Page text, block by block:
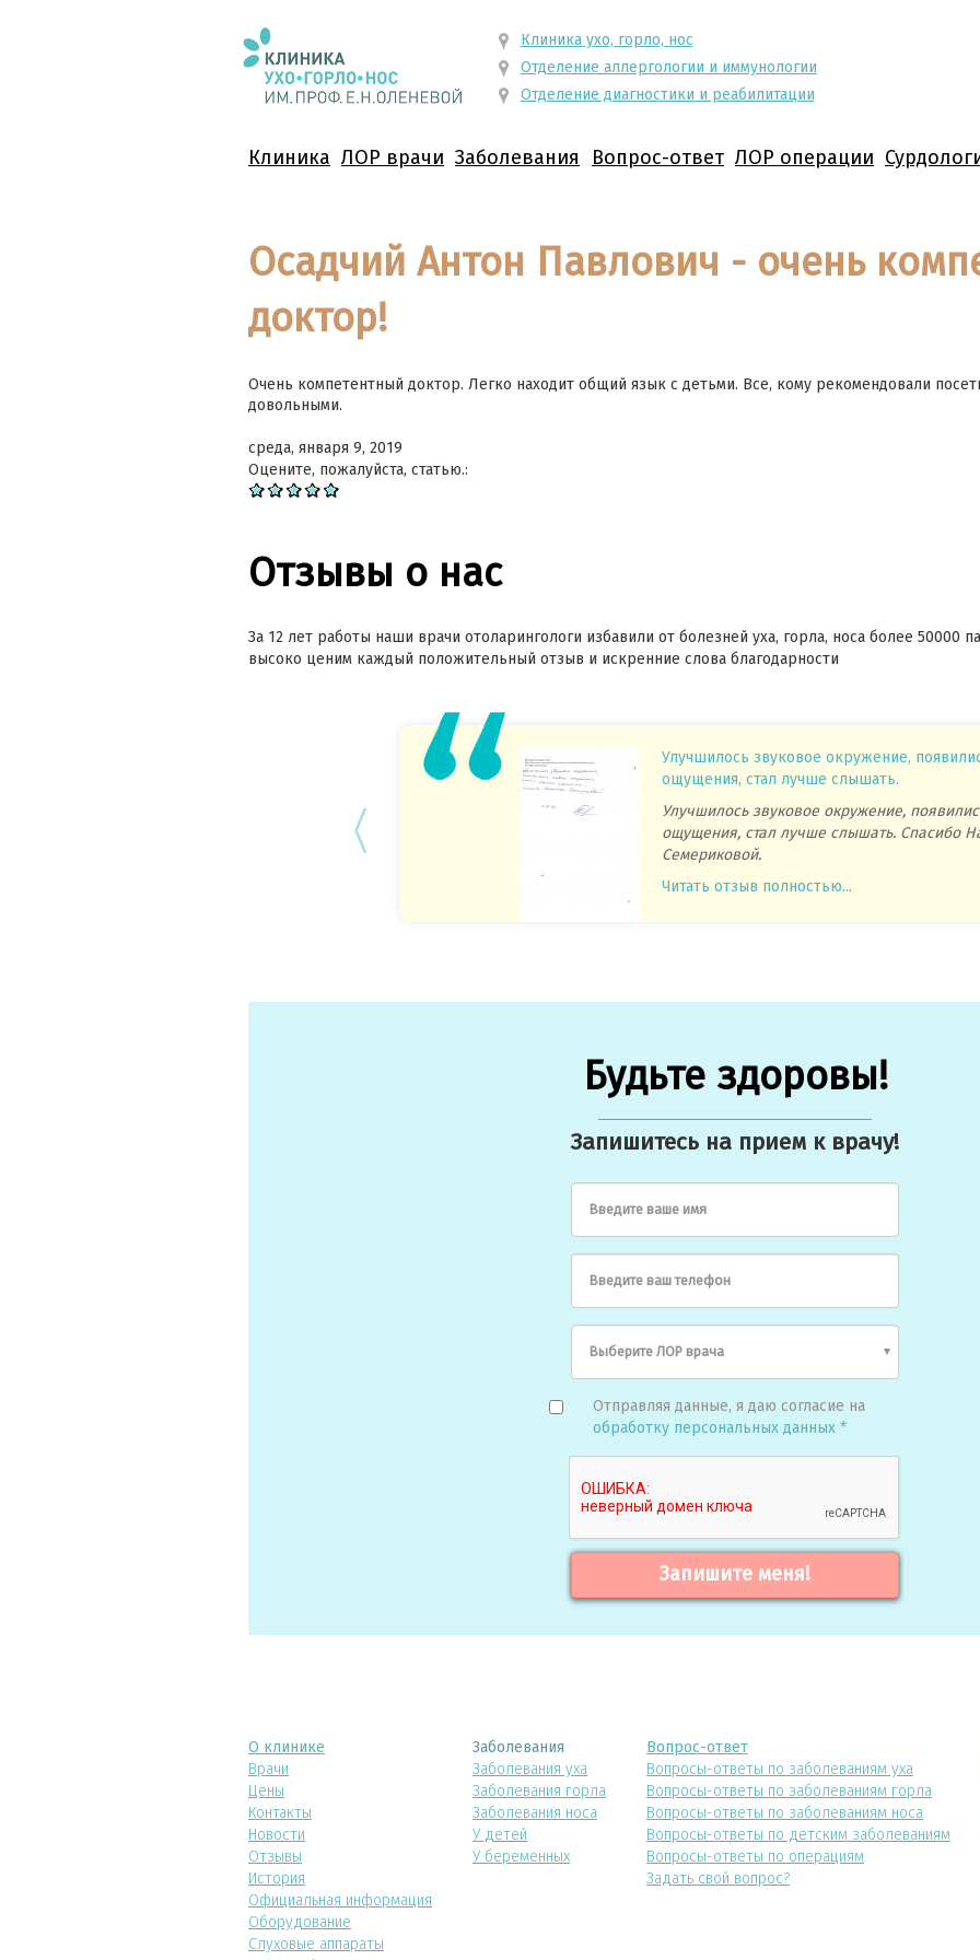
Клиника ухо, горло, нос
Отделение аллергологии и иммунологии
Отделение диагностики и реабилитации
Клиника ЛОР врачи Заболевания Вопрос-ответ ЛОР операции
Осадчий Антон Павлович - очень
доктор!
Очень компетентный доктор. Легко находит общий язык с детьми. Все, кому рекомендовали
довольными.
среда, января 9, 2019
Оцените, пожалуйста, статью.:
Отзывы о нас
За 12 лет работы наши врачи отоларингологи избавили от болезней уха, горла, носа более 50000
высоко ценим каждый положительный отзыв и искренние слова благодарности
Улучшилось звуковое окружение,
ощущения, стал лучше слышать.
Улучшилось звуковое окружение,
ощущения, стал лучше слышать. Спасибо
Семериковой.
Читать отзыв полностью...
Будьте здоровы!
Запишитесь на прием к врачу!
Введите ваше имя
Введите ваш телефон
Отправляя данные, я даю согласие на
обработку персональных данных *
Запишите меня!
О клинике
Врачи
Цены
Контакты
Новости
Отзывы
История
Официальная информация
Оборудование
Слуховые аппараты
Заболевания
Заболевания уха
Заболевания горла
Заболевания носа
У детей
У беременных
Вопрос-ответ
Вопросы-ответы по заболеваниям уха
Вопросы-ответы по заболеваниям горла
Вопросы-ответы по заболеваниям носа
Вопросы-ответы по детским заболеваниям
Вопросы-ответы по операциям
Задать свой вопрос?